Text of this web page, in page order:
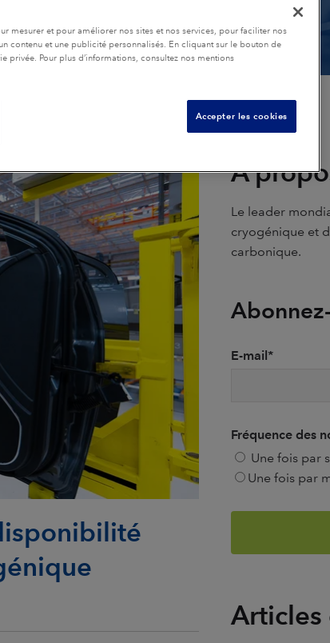
de la Boîte à
Général de
de Moules
Pièces
les applications
A
Le leader
cryogénique et
carbonique.
E-mail *
Fréquence des
Une fois par
Une fois par
Articles
mesurer et pour améliorer nos sites et nos services, pour faciliter nos
contenu et une publicité personnalisés. En cliquant sur le bouton de
privée. Pour plus d’informations, consultez nos mentions
Accepter les cookies